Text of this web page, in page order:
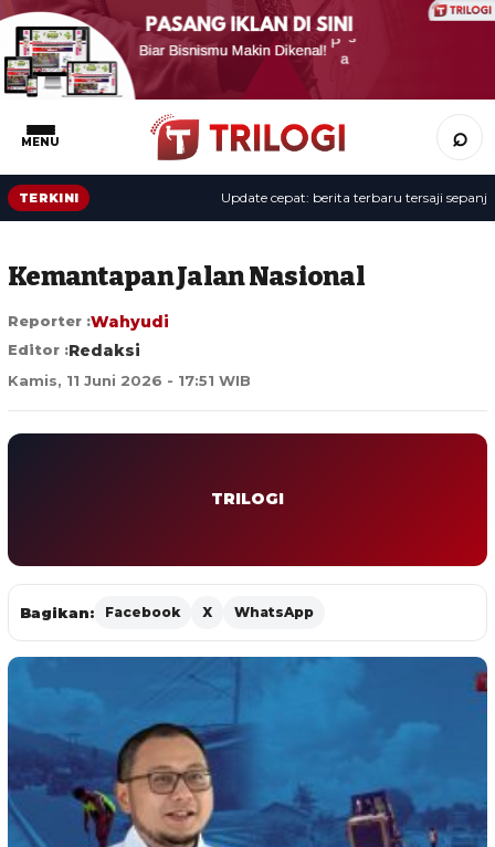
MENU ⌕
TERKINI Update cepat: berita terbaru tersaji
Kemantapan Jalan Nasional
Reporter :Wahyudi
Editor :Redaksi
Kamis, 11 Juni 2026 - 17:51 WIB
TRILOGI
Bagikan: Facebook X WhatsApp